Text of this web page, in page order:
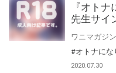
『オト
先生サイ
#オトナにな
2020.07.30